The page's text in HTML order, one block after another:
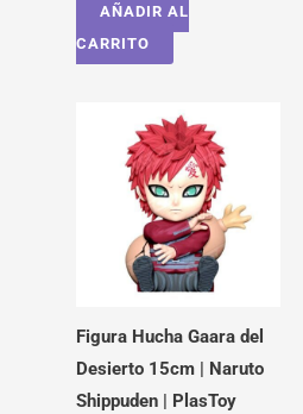
AÑADIR AL
CARRITO
Figura Hucha Gaara del
Desierto 15cm | Naruto
Shippuden | PlasToy